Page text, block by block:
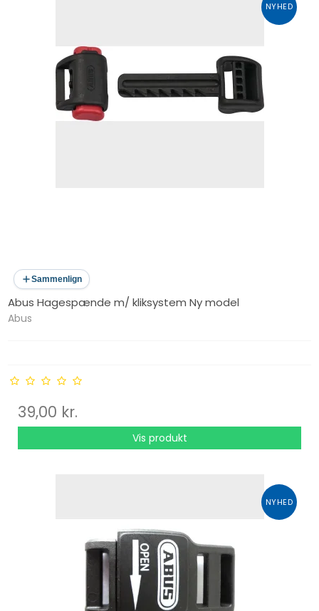
NYHED
Sammenlign
Abus Hagespænde m/ kliksystem Ny model
Abus
39,00 kr.
Vis produkt
NYHED